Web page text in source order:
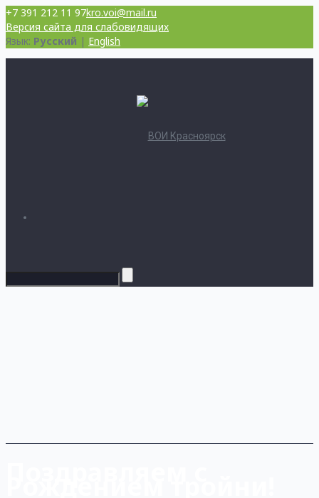
+7 391 212 11 97kro.voi@mail.ru
Версия сайта для слабовидящих
Язык: Русский | English